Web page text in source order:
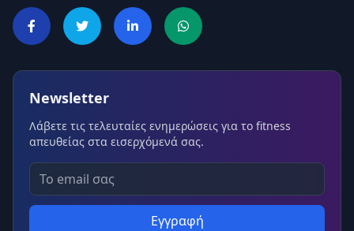
Newsletter
Λάβετε τις τελευταίες ενημερώσεις για το fitness
απευθείας στα εισερχόμενά σας.
Εγγραφή